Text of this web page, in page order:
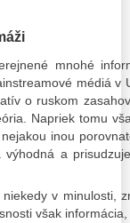
mnohé
médiá v
o ruskom
Napriek tomu
inou
a
v minulosti,
však